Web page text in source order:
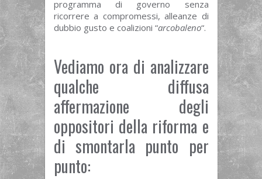
programma di governo senza
ricorrere a compromessi, alleanze di
dubbio gusto e coalizioni “arcobaleno“.
Vediamo ora di analizzare
qualche diffusa
affermazione degli
oppositori della riforma e
di smontarla punto per
punto: